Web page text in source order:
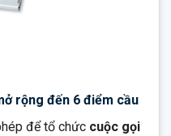
rộng đến 6 điểm cầu
để tổ chức cuộc gọi